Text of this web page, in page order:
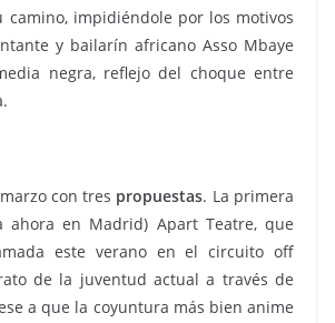
impidiéndole por los motivos
y bailarín africano Asso Mbaye
negra, reflejo del choque entre
con tres propuestas. La primera
ahora en Madrid) Apart Teatre, que
este verano en el circuito off
de la juventud actual a través de
a que la coyuntura más bien anime